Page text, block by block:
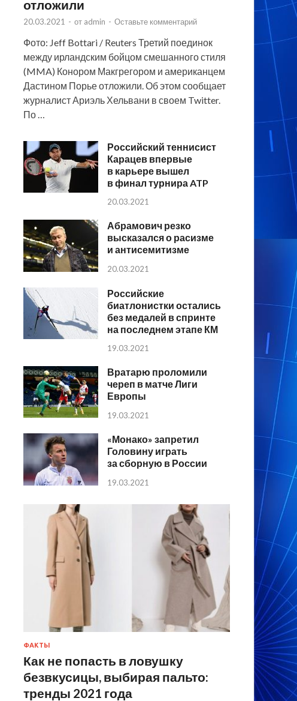
отложили
20.03.2021 - от admin - Оставьте комментарий
Фото: Jeff Bottari / Reuters Третий поединок
между ирландским бойцом смешанного стиля
(MMA) Конором Макгрегором и американцем
Дастином Порье отложили. Об этом сообщает
журналист Ариэль Хельвани в своем Twitter.
По …
Российский теннисист
Карацев впервые
в карьере вышел
в финал турнира ATP
20.03.2021
Абрамович резко
высказался о расизме
и антисемитизме
20.03.2021
Российские
биатлонистки остались
без медалей в спринте
на последнем этапе КМ
19.03.2021
Вратарю проломили
череп в матче Лиги
Европы
19.03.2021
«Монако» запретил
Головину играть
за сборную в России
19.03.2021
ФАКТЫ
Как не попасть в ловушку
безвкусицы, выбирая пальто:
тренды 2021 года